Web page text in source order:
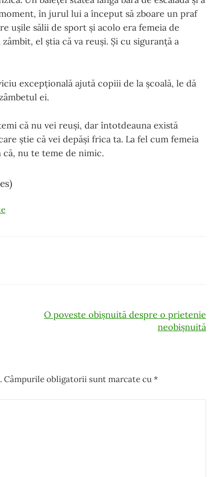
în jurul lui a început să zboare un praf
ușile sălii de sport și acolo era femeia de
el știa că va reuși. Și cu siguranță a
excepțională ajută copiii de la școală, le dă
ei.
că nu vei reuși, dar întotdeauna există
știe că vei depăși frica ta. La fel cum femeia
că, nu te teme de nimic.
O poveste obișnuită despre o prietenie
neobișnuită
Câmpurile obligatorii sunt marcate cu*